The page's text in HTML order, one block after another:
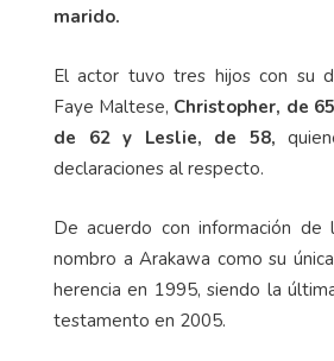
marido.
El actor tuvo tres hijos con su
Faye Maltese, Christopher, de
de 62 y Leslie, de 58,
declaraciones al respecto.
De acuerdo con información de
nombro a Arakawa como su
herencia en 1995, siendo la
testamento en 2005.